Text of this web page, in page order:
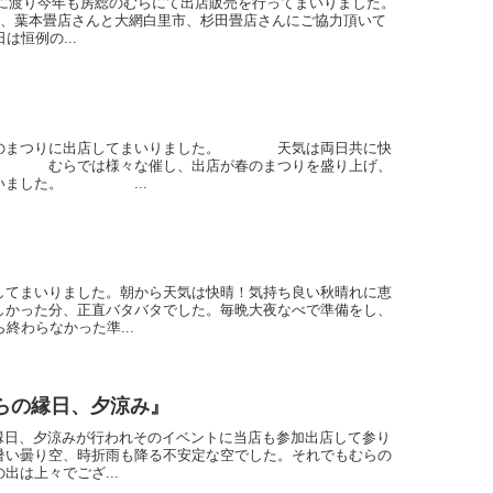
葉本畳店さんと大網白里市、杉田畳店さんにご協力頂いて
は恒例の...
のまつりに出店してまいりました。 天気は両日共に快
むらでは様々な催し、出店が春のまつりを盛り上げ、
わいました。 ...
まいりました。朝から天気は快晴！気持ち良い秋晴れに恵
った分、正直バタバタでした。毎晩大夜なべで準備をし、
終わらなかった準...
縁日、夕涼み』
、夕涼みが行われそのイベントに当店も参加出店して参り
曇り空、時折雨も降る不安定な空でした。それでもむらの
は上々でござ...